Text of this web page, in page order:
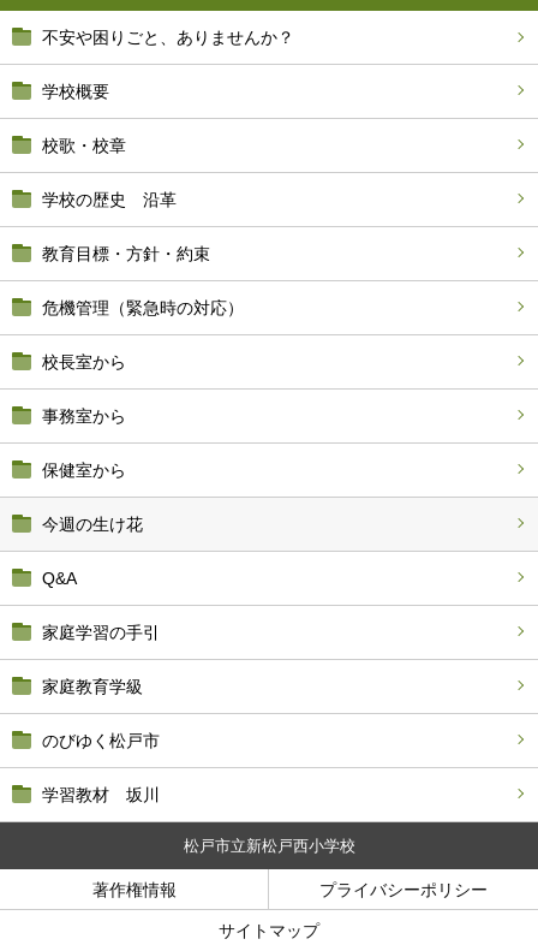
不安や困りごと、ありませんか？
学校概要
校歌・校章
学校の歴史 沿革
教育目標・方針・約束
危機管理（緊急時の対応）
校長室から
事務室から
保健室から
今週の生け花
Q&A
家庭学習の手引
家庭教育学級
のびゆく松戸市
学習教材 坂川
松戸市立新松戸西小学校
著作権情報 プライバシーポリシー
サイトマップ